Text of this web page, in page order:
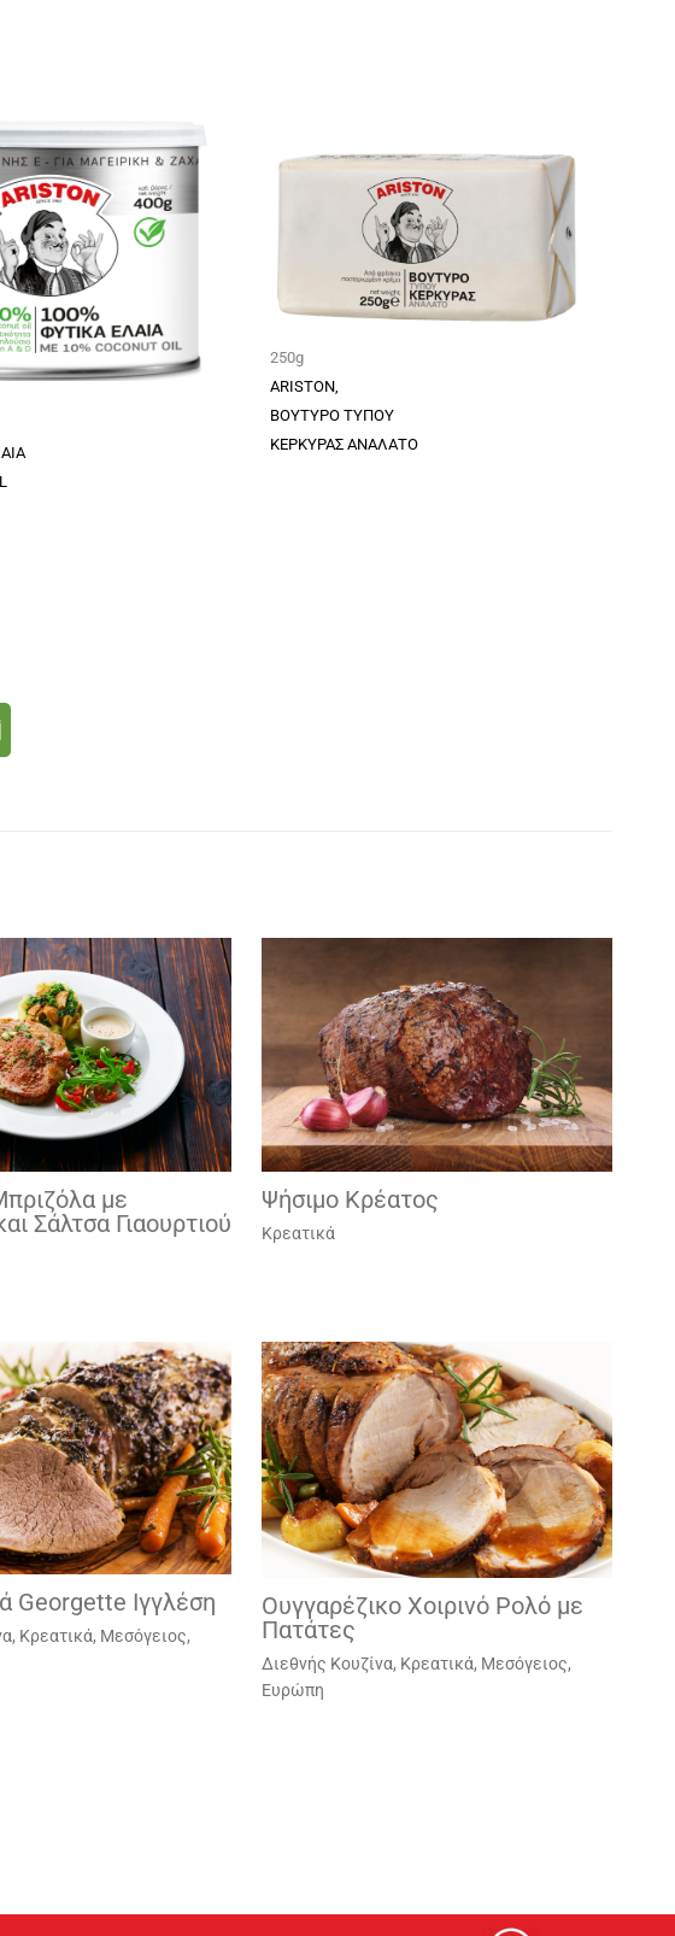
250g
ARISTON,
ΒΟΥΤΥΡΟ ΤΥΠΟΥ
ΚΕΡΚΥΡΑΣ ΑΝΑΛΑΤΟ
με
Σάλτσα Γιαουρτιού
Ψήσιμο Κρέατος
Κρεατικά
Georgette Ιγγλέση
, Κρεατικά, Μεσόγειος,
Ουγγαρέζικο Χοιρινό Ρολό με
Πατάτες
Διεθνής Κουζίνα, Κρεατικά, Μεσόγειος,
Ευρώπη